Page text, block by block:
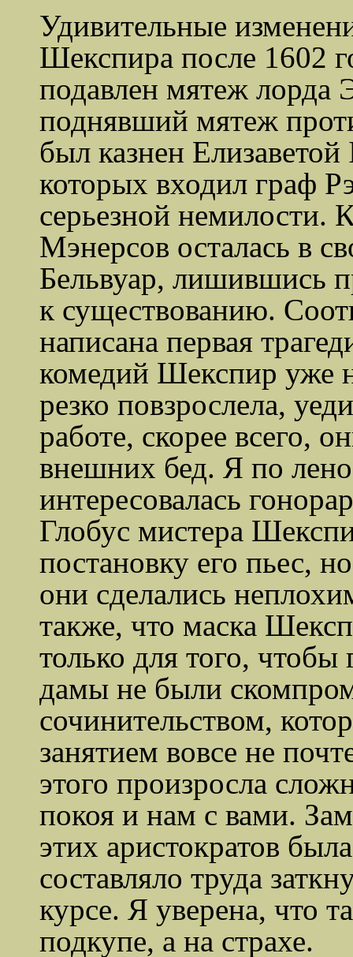
Удивительные
Шекспира после 1602
подавлен мятеж лорда
поднявший мятеж
был казнен Елизаветой
которых входил граф
серьезной немилости.
Мэнерсов осталась в
Бельвуар, лишившись
к существованию.
написана первая
комедий Шекспир уже
резко повзрослела,
работе, скорее всего,
внешних бед. Я по
интересовалась
Глобус мистера
постановку его пьес,
они сделались
также, что маска
только для того,
дамы не были
сочинительством,
занятием вовсе не
этого произросла
покоя и нам с вами.
этих аристократов
составляло труда
курсе. Я уверена, что
подкупе, а на страхе.